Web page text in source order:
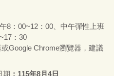
8：00~12：00、中午彈性上班
：30
Google Chrome瀏覽器，建議
期 115年8月4日